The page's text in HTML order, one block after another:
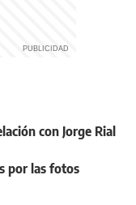
con Jorge Rial
por las fotos